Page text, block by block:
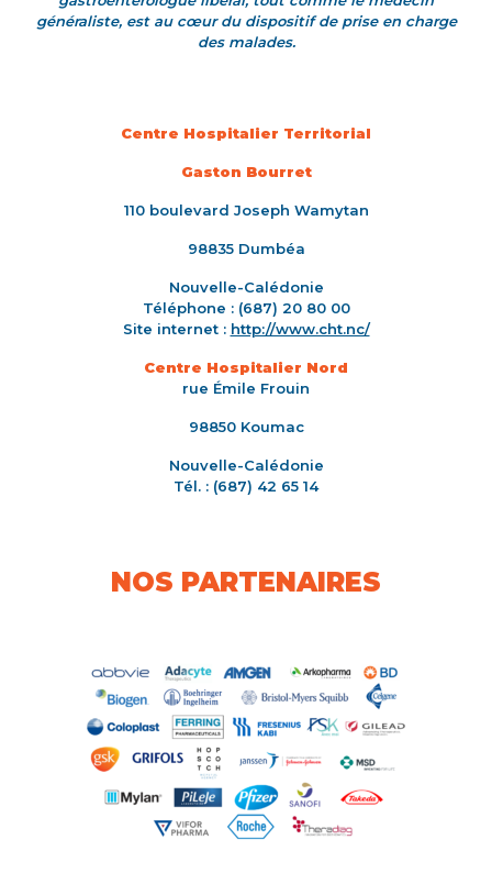
généraliste, est au cœur du dispositif de prise en charge
des malades.
Centre Hospitalier Territorial
Gaston Bourret
110 boulevard Joseph Wamytan
98835 Dumbéa
Nouvelle-Calédonie
Téléphone : (687) 20 80 00
Site internet : http://www.cht.nc/
Centre Hospitalier Nord
rue Émile Frouin
98850 Koumac
Nouvelle-Calédonie
Tél. : (687) 42 65 14
NOS PARTENAIRES